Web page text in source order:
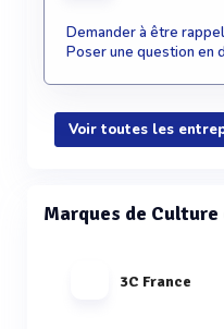
Demander à être
Poser une question en
Voir toutes les
Marques de
3C France